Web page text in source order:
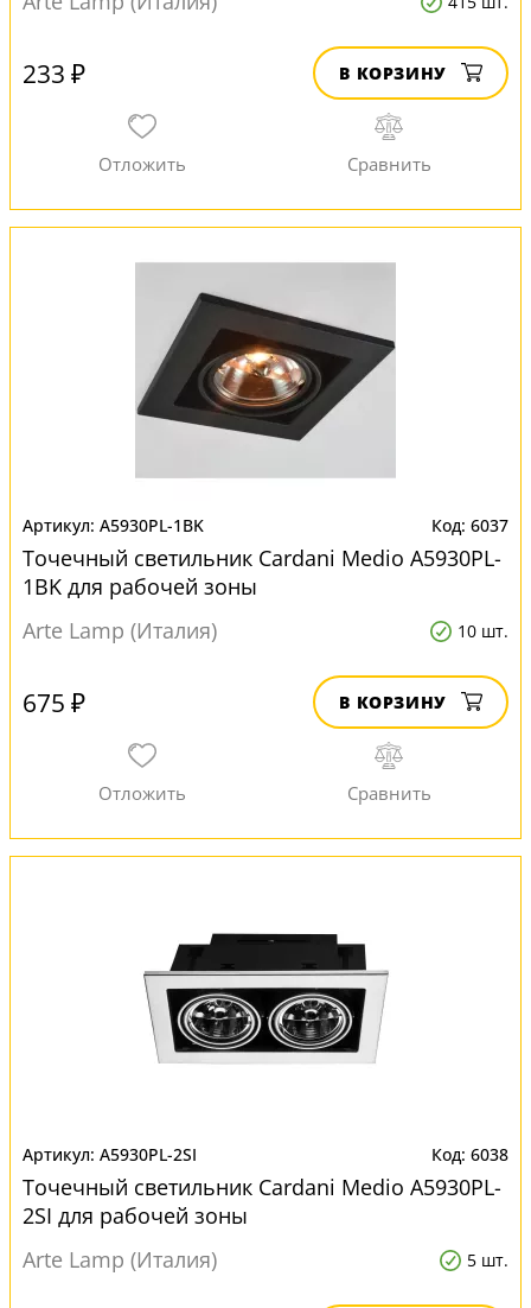
233 ₽ В КОРЗИНУ
A5930PL-1BK 6037
Точечный светильник Cardani Medio A5930PL-
1BK для рабочей зоны
Arte Lamp (Италия)
10 шт.
675 ₽ В КОРЗИНУ
A5930PL-2SI 6038
Точечный светильник Cardani Medio A5930PL-
2SI для рабочей зоны
Arte Lamp (Италия)
5 шт.